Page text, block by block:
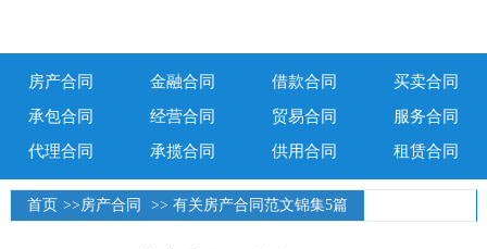
房产合同 金融合同 借款合同
买卖合同
承包合同
经营合同 贸易合同
服务合同
代理合同
承揽合同 供用合同 租赁合同
首页 >> 房产合同 >> 有关房产合同范文锦集5篇